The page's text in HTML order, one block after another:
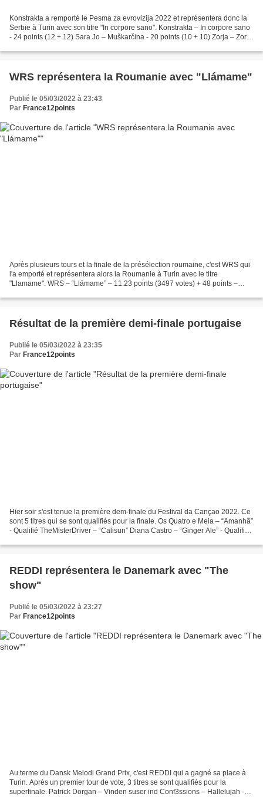
Konstrakta a remporté le Pesma za evrovizija 2022 et représentera donc la
Serbie à Turin avec son titre "In corpore sano". Konstrakta – In corpore sano
- 24 points (12 + 12) Sara Jo – Muškarčina - 20 points (10 + 10) Zorja – Zorja
WRS représentera la Roumanie avec "Llámame"
Publié le 05/03/2022 à 23:43
Par France12points
Après plusieurs tours et la finale de la présélection roumaine, c'est WRS qui
l'a emporté et représentera alors la Roumanie à Turin avec le titre
"Llamame". WRS – “Llámame” – 11.23 points (3497 votes) + 48 points –
Résultat de la première demi-finale portugaise
Publié le 05/03/2022 à 23:35
Par France12points
Hier soir s'est tenue la première dem-finale du Festival da Cançao 2022. Ce
sont 5 titres qui se sont qualifiés pour la finale. Os Quatro e Meia – “Amanhã”
- Qualifié TheMisterDriver – “Calisun” Diana Castro – “Ginger Ale” - Qualifié
REDDI représentera le Danemark avec "The
show"
Publié le 05/03/2022 à 23:27
Par France12points
Au terme du Dansk Melodi Grand Prix, c'est REDDI qui a gagné sa place à
Turin. Après un premier tour de vote, 3 titres se sont qualifiés pour la
superfinale. Patrick Dorgan – Vinden suser ind Conf3ssions – Hallelujah -